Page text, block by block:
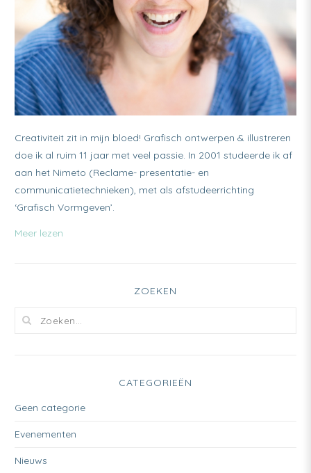
Creativiteit zit in mijn bloed! Grafisch ontwerpen & illustreren
doe ik al ruim 11 jaar met veel passie. In 2001 studeerde ik af
aan het Nimeto (Reclame- presentatie- en
communicatietechnieken), met als afstudeerrichting
‘Grafisch Vormgeven’.
Meer lezen
ZOEKEN
CATEGORIEËN
Geen categorie
Evenementen
Nieuws